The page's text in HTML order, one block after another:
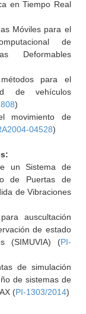
en Tiempo Real
Móviles para el
de
Deformables
para el
de vehículos
)
movimiento de
04528)
un Sistema de
de Puertas de
de Vibraciones
auscultación
de estado
(SIMUVIA) (PI-
de simulación
de sistemas de
(PI-1303/2014)